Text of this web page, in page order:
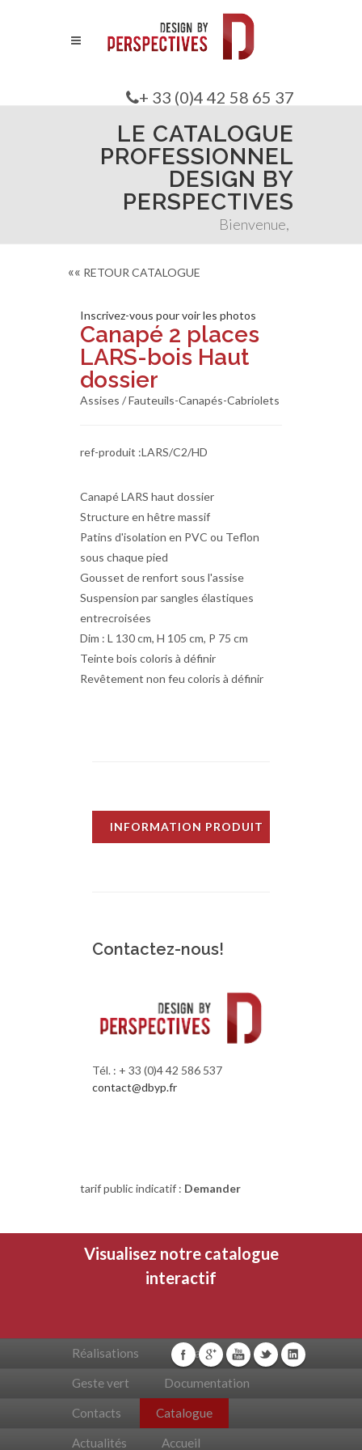
+ 33 (0)4 42 58 65 37
LE CATALOGUE
PROFESSIONNEL
DESIGN BY
PERSPECTIVES
Bienvenue,
«« RETOUR CATALOGUE
Inscrivez-vous pour voir les photos
Canapé 2 places
LARS-bois Haut
dossier
Assises / Fauteuils-Canapés-Cabriolets
ref-produit :LARS/C2/HD
Canapé LARS haut dossier
Structure en hêtre massif
Patins d'isolation en PVC ou Teflon
sous chaque pied
Gousset de renfort sous l'assise
Suspension par sangles élastiques
entrecroisées
Dim : L 130 cm, H 105 cm, P 75 cm
Teinte bois coloris à définir
Revêtement non feu coloris à définir
INFORMATION PRODUIT
Contactez-nous!
Tél. : + 33 (0)4 42 586 537
contact@dbyp.fr
tarif public indicatif : Demander
Visualisez notre catalogue
interactif
Réalisations Livraison
Geste vert Documentation
Contacts Catalogue
Actualités Accueil